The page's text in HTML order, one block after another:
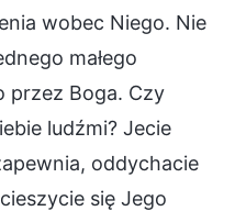
wobec Niego. Nie
małego
przez Boga. Czy
ludźmi? Jecie
oddychacie
się Jego